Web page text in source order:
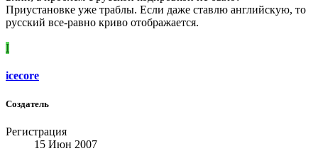
Приустановке уже траблы. Если даже ставлю английскую, то
русский все-равно криво отображается.
I
icecore
Создатель
Регистрация
15 Июн 2007